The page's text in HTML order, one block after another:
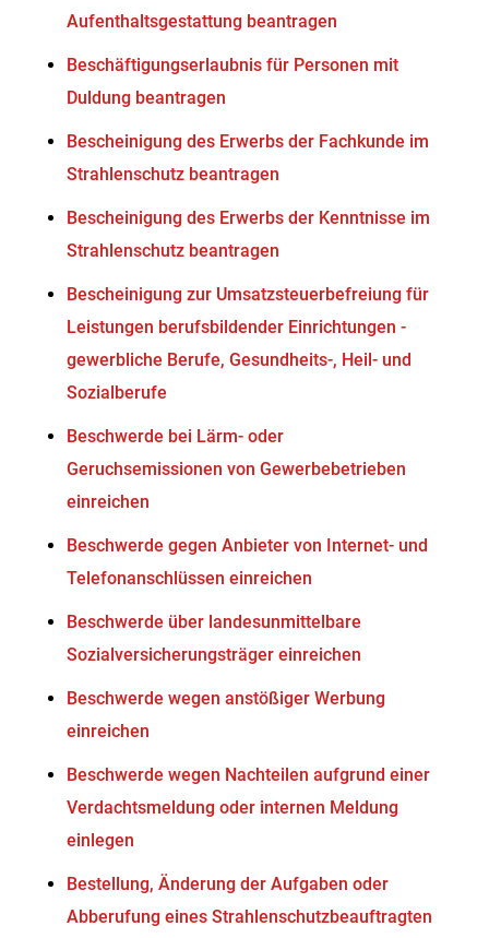
Aufenthaltsgestattung beantragen
Beschäftigungserlaubnis für Personen mit
Duldung beantragen
Bescheinigung des Erwerbs der Fachkunde im
Strahlenschutz beantragen
Bescheinigung des Erwerbs der Kenntnisse im
Strahlenschutz beantragen
Bescheinigung zur Umsatzsteuerbefreiung für
Leistungen berufsbildender Einrichtungen -
gewerbliche Berufe, Gesundheits-, Heil- und
Sozialberufe
Beschwerde bei Lärm- oder
Geruchsemissionen von Gewerbebetrieben
einreichen
Beschwerde gegen Anbieter von Internet- und
Telefonanschlüssen einreichen
Beschwerde über landesunmittelbare
Sozialversicherungsträger einreichen
Beschwerde wegen anstößiger Werbung
einreichen
Beschwerde wegen Nachteilen aufgrund einer
Verdachtsmeldung oder internen Meldung
einlegen
Bestellung, Änderung der Aufgaben oder
Abberufung eines Strahlenschutzbeauftragten